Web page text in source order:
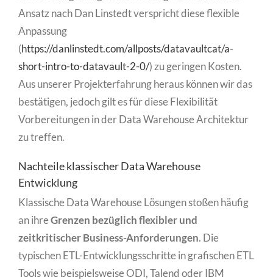
Ansatz nach Dan Linstedt verspricht diese flexible
Anpassung
(https://danlinstedt.com/allposts/datavaultcat/a-
short-intro-to-datavault-2-0/) zu geringen Kosten.
Aus unserer Projekterfahrung heraus können wir das
bestätigen, jedoch gilt es für diese Flexibilität
Vorbereitungen in der Data Warehouse Architektur
zu treffen.
Nachteile klassischer Data Warehouse
Entwicklung
Klassische Data Warehouse Lösungen stoßen häufig
an ihreGrenzen bezüglich flexibler und
zeitkritischer Business-Anforderungen. Die
typischen ETL-Entwicklungsschritte in grafischen ETL
Tools wie beispielsweise ODI, Talend oder IBM